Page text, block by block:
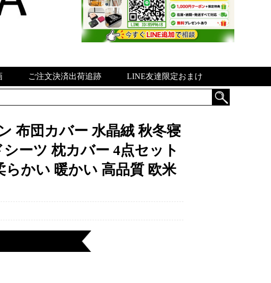
ご注文決済出荷追跡 LINE友達限定おまけ
布団カバー 水晶絨 秋冬寝
ーツ 枕カバー 4点セット
かい 暖かい 高品質 欧米